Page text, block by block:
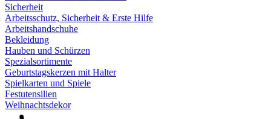
Sicherheit
Arbeitsschutz, Sicherheit & Erste Hilfe
Arbeitshandschuhe
Bekleidung
Hauben und Schürzen
Spezialsortimente
Geburtstagskerzen mit Halter
Spielkarten und Spiele
Festutensilien
Weihnachtsdekor